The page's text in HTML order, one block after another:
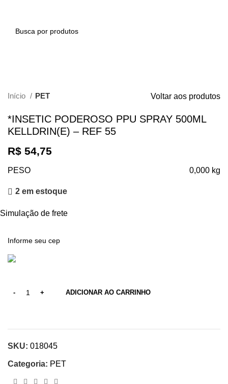
Início PET Voltar aos produtos
*INSETIC PODEROSO PPU SPRAY 500ML
KELLDRIN(E) – REF 55
R$ 54,75
PESO 0,000 kg
2 em estoque
Simulação de frete
ADICIONAR AO CARRINHO
SKU: 018045
Categoria: PET